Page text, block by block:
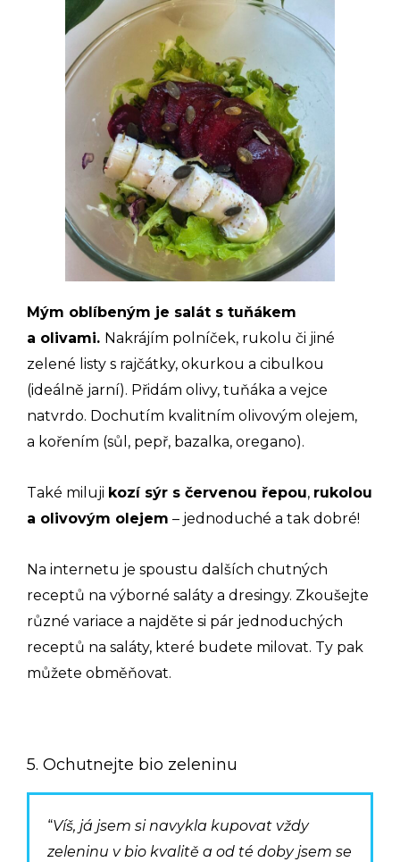
Mým oblíbeným je salát s tuňákem
a olivami. Nakrájím polníček, rukolu či jiné
zelené listy s rajčátky, okurkou a cibulkou
(ideálně jarní). Přidám olivy, tuňáka a vejce
natvrdo. Dochutím kvalitním olivovým olejem,
a kořením (sůl, pepř, bazalka, oregano).
Také miluji kozí sýr s červenou řepou, rukolou
a olivovým olejem – jednoduché a tak dobré!
Na internetu je spoustu dalších chutných
receptů na výborné saláty a dresingy. Zkoušejte
různé variace a najděte si pár jednoduchých
receptů na saláty, které budete milovat. Ty pak
můžete obměňovat.
5. Ochutnejte bio zeleninu
“Víš, já jsem si navykla kupovat vždy
zeleninu v bio kvalitě a od té doby jsem se